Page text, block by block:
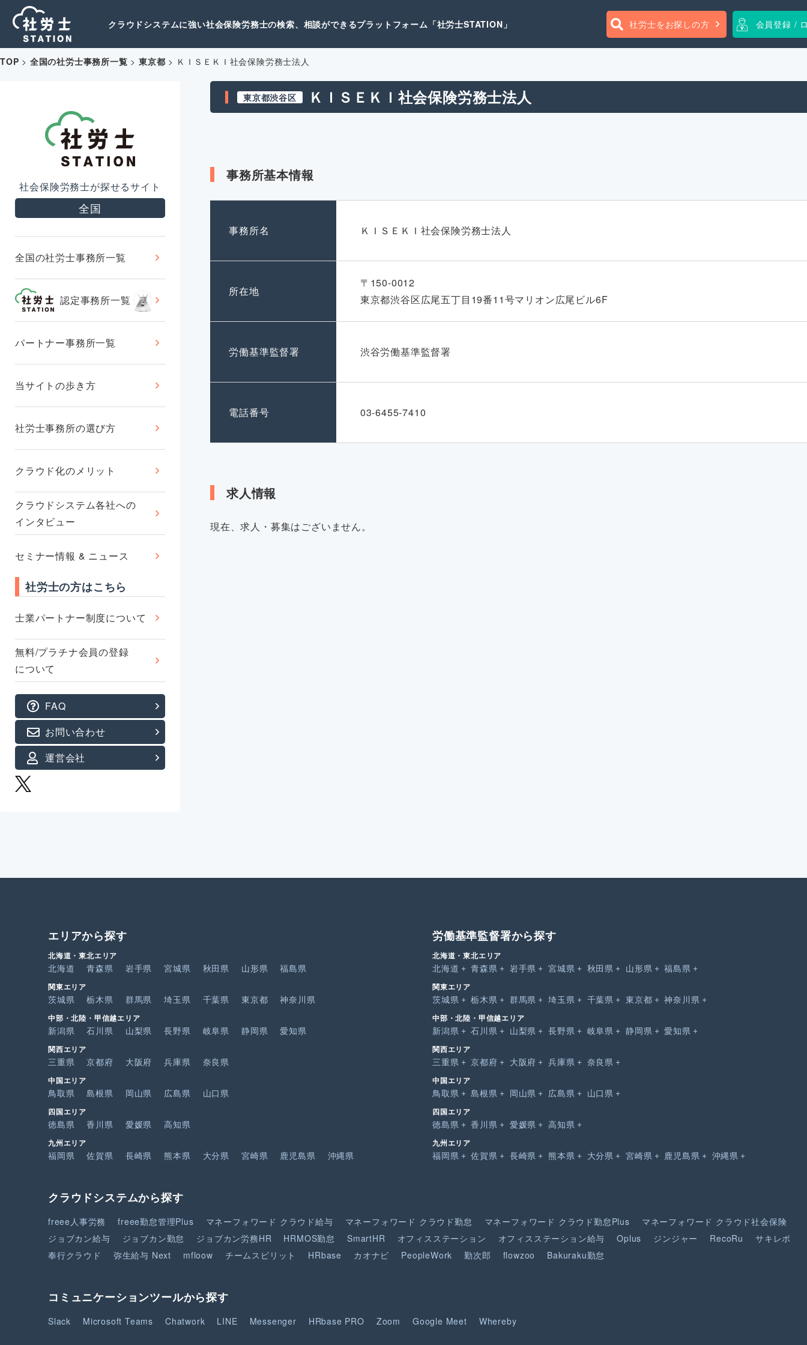
クラウドシステムに強い社会保険労務士の検索、相談ができるプラットフォーム「社労士STATION」 社労士をお探しの方 会員登録 /
TOP > 全国の社労士事務所一覧 >東京都 > ＫＩＳＥＫＩ社会保険労務士法人
社会保険労務士が探せるサイト
全国
全国の社労士事務所一覧
認定事務所一覧
パートナー事務所一覧
当サイトの歩き方
社労士事務所の選び方
クラウド化のメリット
クラウドシステム各社への
インタビュー
セミナー情報 & ニュース
社労士の方はこちら
士業パートナー制度について
無料/プラチナ会員の登録
について
FAQ
お問い合わせ
運営会社
東京都渋谷区 ＫＩＳＥＫＩ社会保険労務士法人
事務所基本情報
事務所名 ＫＩＳＥＫＩ社会保険労務士法人
所在地
〒150-0012
東京都渋谷区広尾五丁目19番11号マリオン広尾ビル6F
労働基準監督署 渋谷労働基準監督署
電話番号 03-6455-7410
求人情報
現在、求人・募集はございません。
エリアから探す
北海道・東北エリア
北海道 青森県 岩手県 宮城県 秋田県 山形県 福島県
関東エリア
茨城県 栃木県 群馬県 埼玉県 千葉県 東京都 神奈川県
中部・北陸・甲信越エリア
新潟県 石川県 山梨県 長野県 岐阜県 静岡県 愛知県
関西エリア
三重県 京都府 大阪府 兵庫県 奈良県
中国エリア
鳥取県 島根県 岡山県 広島県 山口県
四国エリア
徳島県 香川県 愛媛県 高知県
九州エリア
福岡県 佐賀県 長崎県 熊本県 大分県 宮崎県 鹿児島県 沖縄県
労働基準監督署から探す
北海道・東北エリア
北海道 青森県 岩手県 宮城県 秋田県 山形県 福島県
関東エリア
茨城県 栃木県 群馬県 埼玉県 千葉県 東京都 神奈川県
中部・北陸・甲信越エリア
新潟県 石川県 山梨県 長野県 岐阜県 静岡県 愛知県
関西エリア
三重県 京都府 大阪府 兵庫県 奈良県
中国エリア
鳥取県 島根県 岡山県 広島県 山口県
四国エリア
徳島県 香川県 愛媛県 高知県
九州エリア
福岡県 佐賀県 長崎県 熊本県 大分県 宮崎県 鹿児島県 沖縄県
クラウドシステムから探す
freee人事労務 freee勤怠管理Plus マネーフォワード クラウド給与 マネーフォワード クラウド勤怠 マネーフォワード クラウド勤怠Plus マネーフォワード クラウド社会保険
ジョブカン給与
ジョブカン勤怠 ジョブカン労務HR HRMOS勤怠 SmartHR オフィスステーション オフィスステーション給与 Oplus ジンジャー RecoRu
サキレポ
奉行クラウド
弥生給与 Next mfloow チームスピリット HRbase カオナビ PeopleWork 勤次郎 flowzoo Bakuraku勤怠
コミュニケーションツールから探す
Slack Microsoft Teams Chatwork LINE Messenger HRbase PRO Zoom Google Meet Whereby